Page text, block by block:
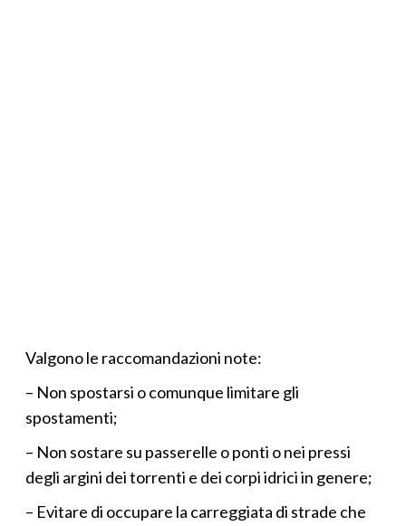
Valgono le raccomandazioni note:
– Non spostarsi o comunque limitare gli
spostamenti;
– Non sostare su passerelle o ponti o nei pressi
degli argini dei torrenti e dei corpi idrici in genere;
– Evitare di occupare la carreggiata di strade che